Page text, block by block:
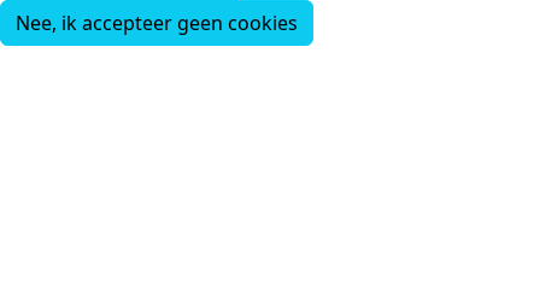
Nee, ik accepteer geen cookies